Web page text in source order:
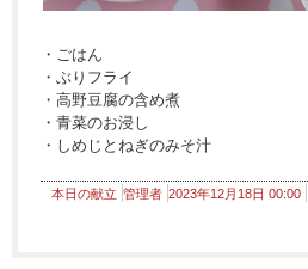
・ごはん
・ぶりフライ
・高野豆腐の含め煮
・青菜のお浸し
・しめじとねぎのみそ汁
本日の献立 管理者 2023年12月18日 00:00